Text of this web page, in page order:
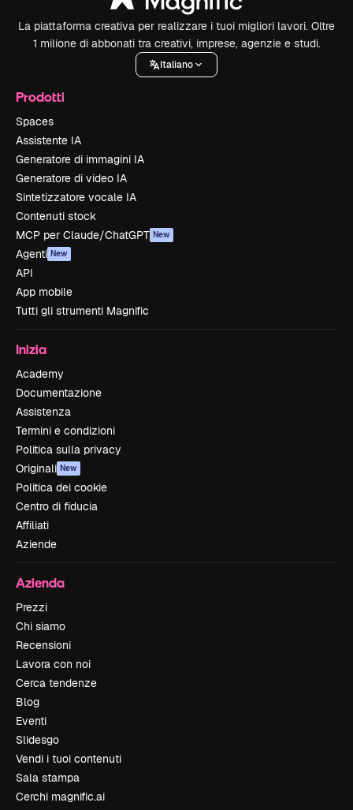
La piattaforma creativa per realizzare i tuoi migliori lavori. Oltre
1 milione di abbonati tra creativi, imprese, agenzie e studi.
Italiano
Prodotti
Spaces
Assistente IA
Generatore di immagini IA
Generatore di video IA
Sintetizzatore vocale IA
Contenuti stock
MCP per Claude/ChatGPT New
Agenti New
API
App mobile
Tutti gli strumenti Magnific
Inizia
Academy
Documentazione
Assistenza
Termini e condizioni
Politica sulla privacy
Originali New
Politica dei cookie
Centro di fiducia
Affiliati
Aziende
Azienda
Prezzi
Chi siamo
Recensioni
Lavora con noi
Cerca tendenze
Blog
Eventi
Slidesgo
Vendi i tuoi contenuti
Sala stampa
Cerchi magnific.ai